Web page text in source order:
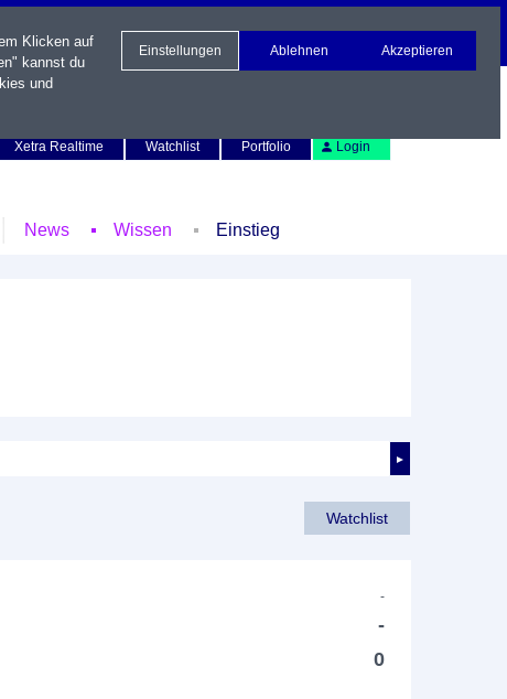
Xetra Realtime
Watchlist Portfolio Login
News Wissen Einstieg
►
Watchlist
-
-
0
Klicken auf
kannst du
und
Einstellungen Ablehnen Akzeptieren